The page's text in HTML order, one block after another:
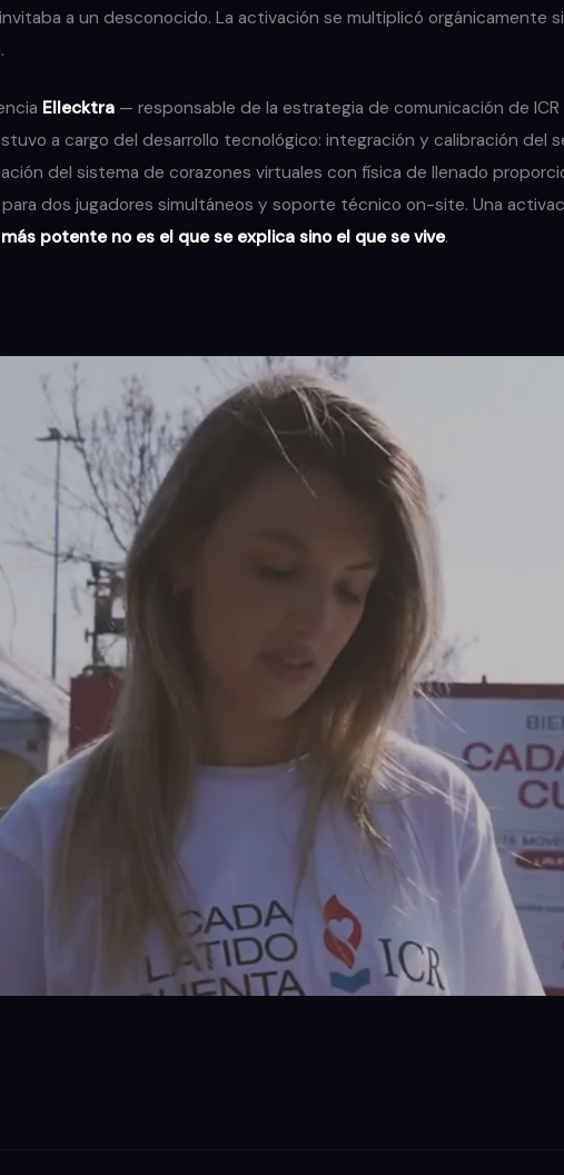
a un desconocido. La activación se multiplicó orgánicamente
Ellecktra — responsable de la estrategia de comunicación de ICR
a cargo del desarrollo tecnológico: integración y calibración del
del sistema de corazones virtuales con física de llenado
dos jugadores simultáneos y soporte técnico on-site. Una
potente no es el que se explica sino el que se vive.